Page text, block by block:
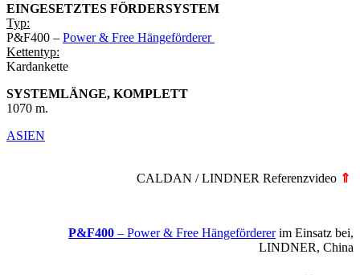
EINGESETZTES FÖRDERSYSTEM
Typ:
P&F400 – Power & Free Hängeförderer
Kettentyp:
Kardankette
SYSTEMLÄNGE, KOMPLETT
1070 m.
ASIEN
CALDAN / LINDNER Referenzvideo ⇑
P&F400 – Power & Free Hängefördererim Einsatz bei,
LINDNER, China